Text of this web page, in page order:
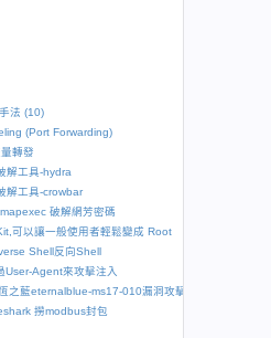
法 (10)
(Port Forwarding)
轉發
解工具-hydra
解工具-crowbar
破解網芳密碼
可以讓一般使用者輕鬆變成 Root
Shell反向Shell
User-Agent來攻擊注入
之藍eternalblue-ms17-010漏洞攻擊
撈modbus封包